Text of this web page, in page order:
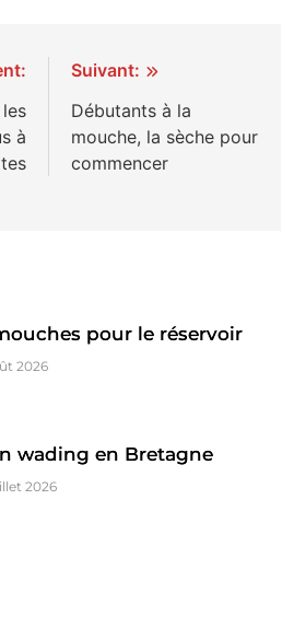
à
Suivant:
Débutants à la
mouche, la sèche pour
commencer
pour le réservoir
2026
wading en Bretagne
2026